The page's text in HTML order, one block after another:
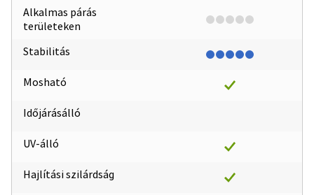
Alkalmas párás
területeken
Stabilitás
Mosható
Időjárásálló
UV-álló
Hajlítási szilárdság